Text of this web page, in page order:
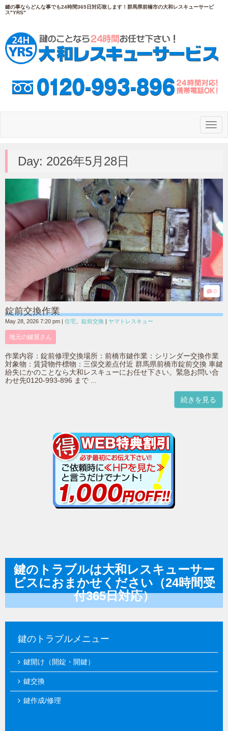
鍵の事ならどんな事でも24時間365日対応致します！群馬県前橋市の大和レスキューサービ
ス"YRS"
N
a
i
o
Day: 2026年5月28日
0
錠前交換作業
May 28, 2026 7:20 pm | 住宅 錠前交換 | ヤマトレスキュー
地元の鍵屋さん
作業内容：錠前修理交換場所：前橋市鍵作業：シリンダー交換作業
対象物：賃貸物件標物：三俣交差点付近 群馬県前橋市錠前交換 車鍵
紛失にかのことなら大和レスキューにお任せ下さい。緊急お問い合
わせ先0120-993-896 まで ...
続きを見る
鍵のトラブルは大和レスキューサー
ビスにおまかせください（24時間受
付365日対応）
鍵のトラブルメニュー
鍵開け（開錠・開鍵）
鍵交換
鍵作成/修理